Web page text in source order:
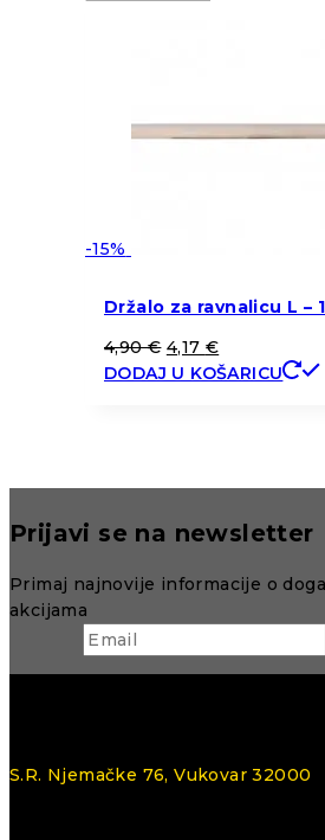
-15%
Držalo za ravnalicu L –
4,90€ 4,17 €
DODAJ U KOŠARICU
Prijavi se na newsletter
Primaj najnovije informacije o
akcijama
S.R. Njemačke 76, Vukovar 32000